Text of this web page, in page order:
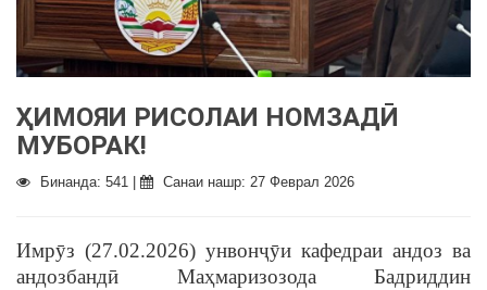
ҲИМОЯИ РИСОЛАИ НОМЗАДӢ
МУБОРАК!
Бинанда: 541 | Санаи нашр: 27 Феврал 2026
Имрӯз (27.02.2026) унвонҷӯи кафедраи андоз ва
андозбандӣ Маҳмаризозода Бадриддин